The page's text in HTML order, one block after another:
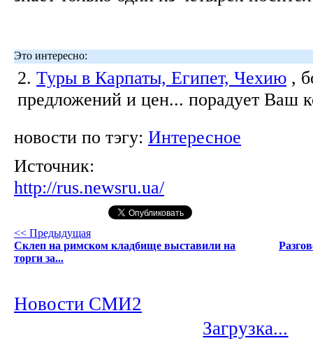
Это интересно:
2. Туры в Карпаты, Египет, Чехию ,
предложений и цен... порадует Ваш
новости по тэгу: Интересное
Источник:
http://rus.newsru.ua/
<< Предыдущая
Склеп на римском кладбище выставили на
торги за...
Новости СМИ2
Загрузка...